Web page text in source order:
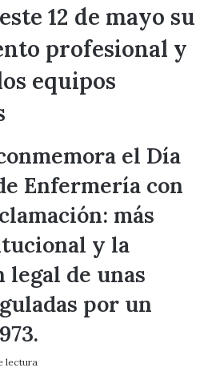
12 de mayo su
profesional y
equipos
el Día
Enfermería con
más
y la
legal de unas
por un
lectura